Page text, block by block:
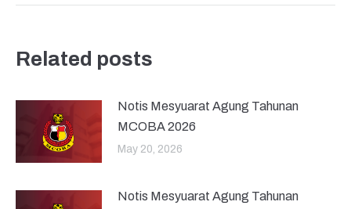
Related posts
Notis Mesyuarat Agung Tahunan
MCOBA 2026
May 20, 2026
Notis Mesyuarat Agung Tahunan